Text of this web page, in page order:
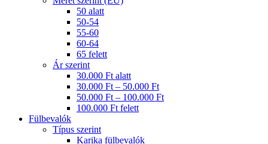
50 alatt
50-54
55-60
60-64
65 felett
Ár szerint
30.000 Ft alatt
30.000 Ft – 50.000 Ft
50.000 Ft – 100.000 Ft
100.000 Ft felett
Fülbevalók
Típus szerint
Karika fülbevalók